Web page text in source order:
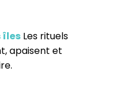
îlesLes rituels
apaisent et